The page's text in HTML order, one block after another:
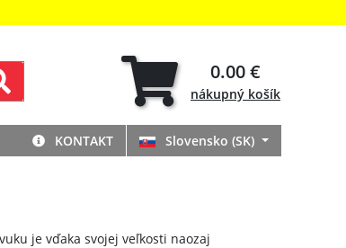
0.00 €
nákupný košík
KONTAKT Slovensko (SK)
je vďaka svojej veľkosti naozaj